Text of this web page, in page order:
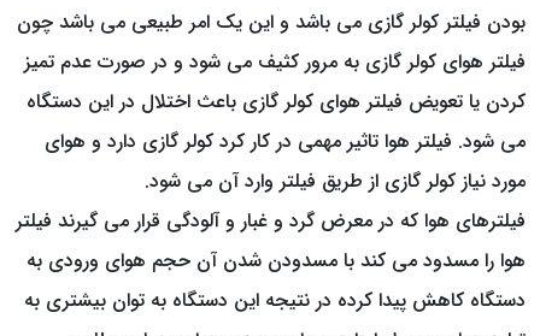
بودن فیلتر کولر گازی می باشد و این یک امر طبیعی می باشد چون
فیلتر هوای کولر گازی به مرور کثیف می شود و در صورت عدم تمیز
کردن یا تعویض فیلتر هوای کولر گازی باعث اختلال در این دستگاه
می شود. فیلتر هوا تاثیر مهمی در کار کرد کولر گازی دارد و هوای
مورد نیاز کولر گازی از طریق فیلتر وارد آن می شود.
فیلترهای هوا که در معرض گرد و غبار و آلودگی قرار می گیرند فیلتر
هوا را مسدود می کند با مسدودن شدن آن حجم هوای ورودی به
دستگاه کاهش پیدا کرده در نتیجه این دستگاه به توان بیشتری به